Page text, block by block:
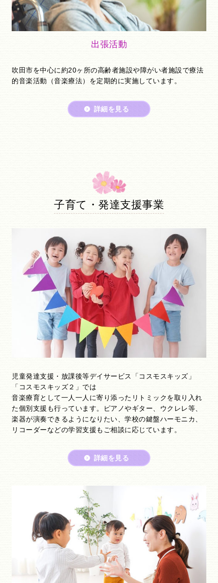
出張活動
吹田市を中心に約20ヶ所の高齢者施設や障がい者施設で療法
的音楽活動（音楽療法）を定期的に実施しています。
詳細を見る
子育て・発達支援事業
児童発達支援・放課後等デイサービス「コスモスキッズ」
「コスモスキッズ２」では
音楽療育として一人一人に寄り添ったリトミックを取り入れ
た個別支援も行っています。ピアノやギター、ウクレレ等、
楽器が演奏できるようになりたい、学校の鍵盤ハーモニカ、
リコーダーなどの学習支援もご相談に応じています。
詳細を見る